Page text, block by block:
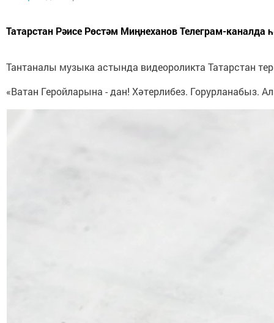
Татарстан Рәисе Рөстәм Миңнеханов Телеграм-каналда
Тантаналы музыка астында видеороликта Татарстан
«Ватан Геройларына - дан! Хәтерлибез. Горурланабыз.